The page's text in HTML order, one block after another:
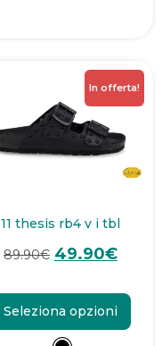
In offerta!
11 thesis rb4 v i tbl
89.90€ 49.90€
Seleziona opzioni